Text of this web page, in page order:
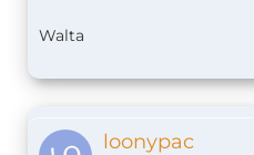
Walta
loonypac